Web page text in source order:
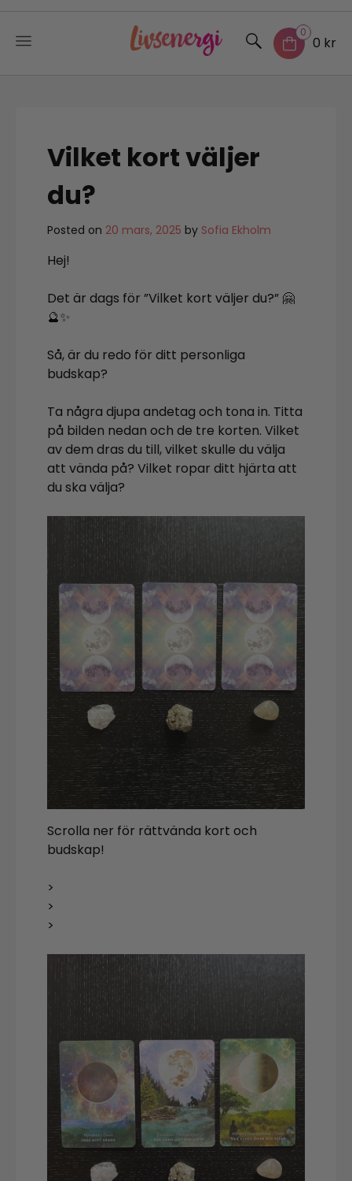
0
0 kr
Vilket kort väljer
du?
Posted on 20 mars, 2025 by Sofia Ekholm
Hej!
Det är dags för ”Vilket kort väljer du?” 🤗
🔮✨
Så, är du redo för ditt personliga
budskap?
Ta några djupa andetag och tona in. Titta
på bilden nedan och de tre korten. Vilket
av dem dras du till, vilket skulle du välja
att vända på? Vilket ropar ditt hjärta att
du ska välja?
Scrolla ner för rättvända kort och
budskap!
>
>
>